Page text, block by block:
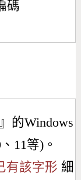
碼
的Windows
11等)。
有該字形 細